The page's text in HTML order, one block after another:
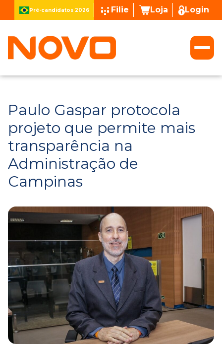
Pré-candidatos 2026 Filie Loja Login
Paulo Gaspar protocola
projeto que permite mais
transparência na
Administração de
Campinas